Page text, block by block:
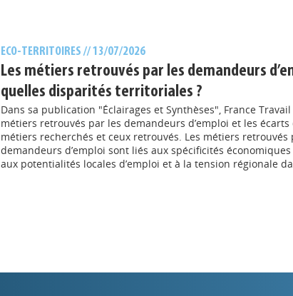
ECO-TERRITOIRES // 13/07/2026
Les métiers retrouvés par les demandeurs
quelles disparités territoriales ?
Dans sa publication "Éclairages et Synthèses", France
métiers retrouvés par les demandeurs d’emploi et les écarts
métiers recherchés et ceux retrouvés. Les métiers retrouvés
demandeurs d’emploi sont liés aux spécificités
aux potentialités locales d’emploi et à la tension régionale